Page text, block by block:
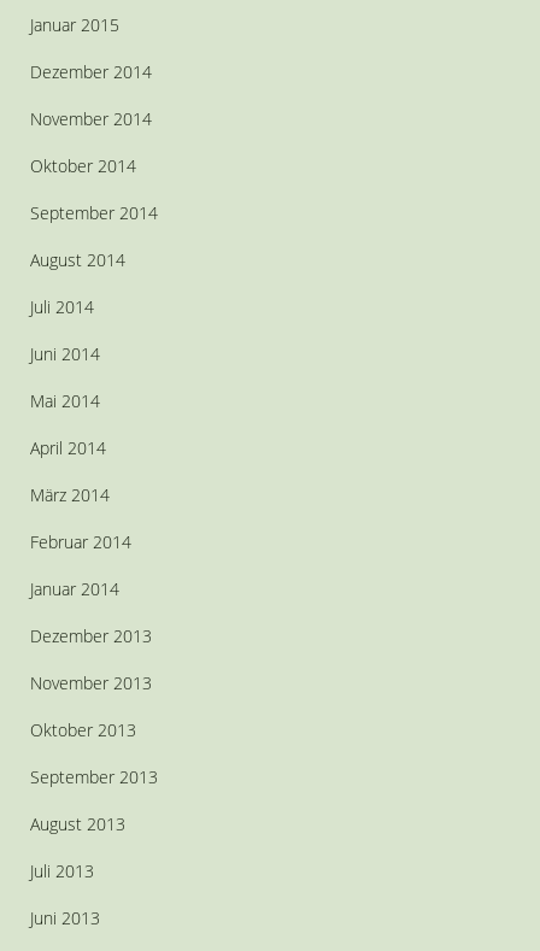
Januar 2015
Dezember 2014
November 2014
Oktober 2014
September 2014
August 2014
Juli 2014
Juni 2014
Mai 2014
April 2014
März 2014
Februar 2014
Januar 2014
Dezember 2013
November 2013
Oktober 2013
September 2013
August 2013
Juli 2013
Juni 2013